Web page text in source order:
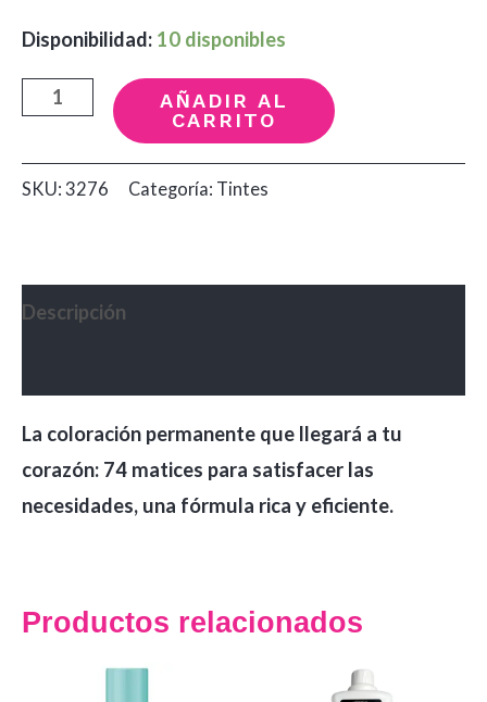
Disponibilidad: 10 disponibles
Tinte
Platino
Ceniza
Yellow
AÑADIR AL
CARRITO
SKU: 3276 Categoría: Tintes
Descripción
La coloración permanente que llegará a tu
corazón: 74 matices para satisfacer las
necesidades, una fórmula rica y eficiente.
Productos relacionados